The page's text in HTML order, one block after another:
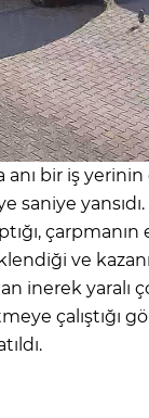
anı bir iş
saniye
ve
inerek yaralı
çalıştığı